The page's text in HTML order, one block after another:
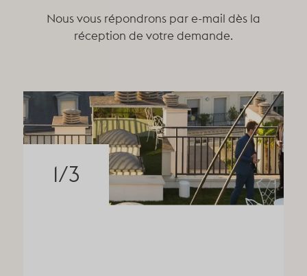
Nous vous répondrons par e-mail dès la
réception de votre demande.
1/3